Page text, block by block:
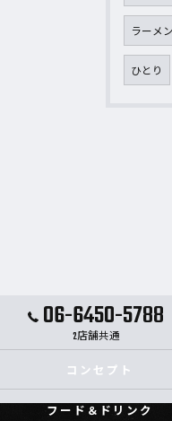
ラーメン
ひとり
06-6450-5788
2店舗共通
コンセプト
フード＆ドリンク